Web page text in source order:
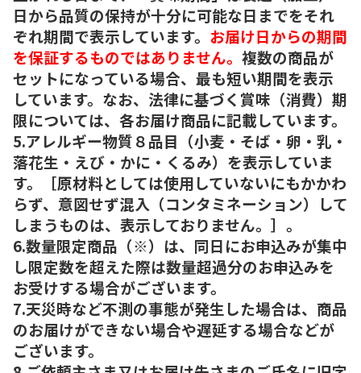
日から品質の保持が十分に可能な日までをそれ
ぞれ期間で表示しています。 お届け日からの期間
を保証するものではありません。 複数の商品が
セットになっている場合、最も短い期間を表示
しています。なお、法律に基づく賞味（消費）期
限については、各お届け商品に記載しています。
5.アレルギー物質８品目（小麦・そば・卵・乳・
落花生・えび・かに・くるみ）を表示していま
す。［原材料としては使用していないにもかかわ
らず、意図せず混入（コンタミネーション）して
しまうものは、表示しておりません。］。
6.数量限定商品（※）は、同日にお申込みが集中
し限定数を超えた際は数量超過分のお申込みを
お受けする場合がございます。
7.天災時など不測の事態が発生した場合は、商品
のお届けができない場合や遅延する場合などが
ございます。